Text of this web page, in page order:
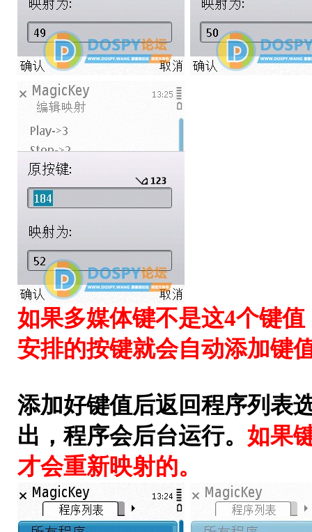
如果多媒体键不是这4个键
安排的按键就会自动添加键
添加好键值后返回程序列表
出，程序会后台运行。 如果
才会重新映射的。